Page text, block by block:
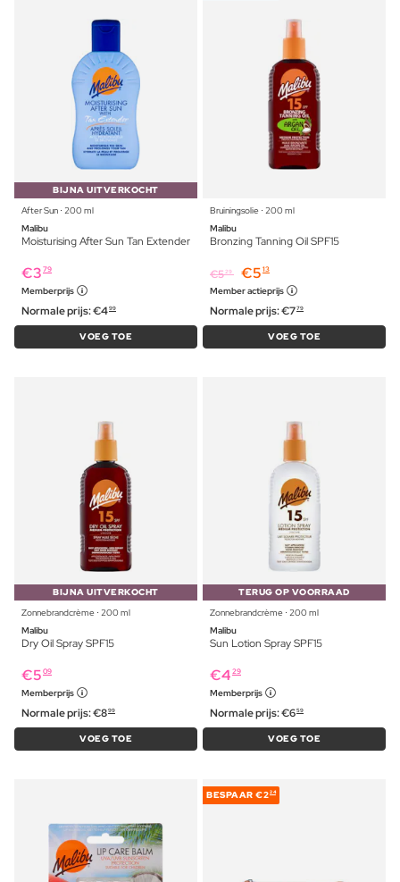
BIJNA UITVERKOCHT
After Sun ⋅ 200 ml
Malibu
Moisturising After Sun Tan Extender
€3 79
Memberprijs
Normale prijs:€499
VOEG TOE
Bruiningsolie ⋅ 200 ml
Malibu
Bronzing Tanning Oil SPF15
€529 €5 13
Member actieprijs
Normale prijs:€779
VOEG TOE
BIJNA UITVERKOCHT
Zonnebrandcrème ⋅ 200 ml
Malibu
Dry Oil Spray SPF15
€5 09
Memberprijs
Normale prijs:€899
VOEG TOE
TERUG OP VOORRAAD
Zonnebrandcrème ⋅ 200 ml
Malibu
Sun Lotion Spray SPF15
€4 29
Memberprijs
Normale prijs:€659
VOEG TOE
BESPAAR €224